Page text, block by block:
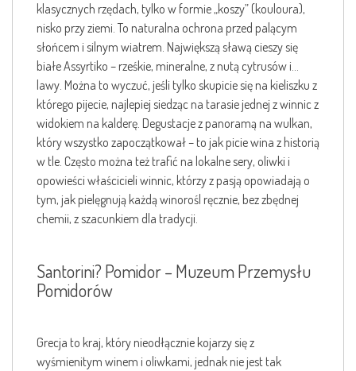
klasycznych rzędach, tylko w formie „koszy” (kouloura),
nisko przy ziemi. To naturalna ochrona przed palącym
słońcem i silnym wiatrem. Największą sławą cieszy się
białe Assyrtiko – rześkie, mineralne, z nutą cytrusów i…
lawy. Można to wyczuć, jeśli tylko skupicie się na kieliszku z
którego pijecie, najlepiej siedząc na tarasie jednej z winnic z
widokiem na kalderę. Degustacje z panoramą na wulkan,
który wszystko zapoczątkował – to jak picie wina z historią
w tle. Często można też trafić na lokalne sery, oliwki i
opowieści właścicieli winnic, którzy z pasją opowiadają o
tym, jak pielęgnują każdą winorośl ręcznie, bez zbędnej
chemii, z szacunkiem dla tradycji.
Santorini? Pomidor – Muzeum Przemysłu
Pomidorów
Grecja to kraj, który nieodłącznie kojarzy się z
wyśmienitym winem i oliwkami, jednak nie jest tak